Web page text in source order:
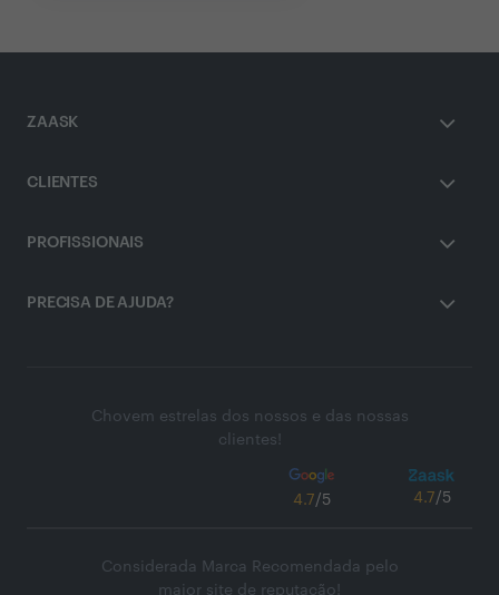
ZAASK
CLIENTES
PROFISSIONAIS
PRECISA DE AJUDA?
Chovem estrelas dos nossos e das nossas
clientes!
4.7/5 4.7/5
Considerada Marca Recomendada pelo
maior site de reputação!